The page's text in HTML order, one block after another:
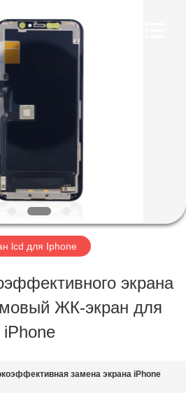
lcd для Iphone
экрана
ЖК-экран для
iPhone
замена экрана iPhone